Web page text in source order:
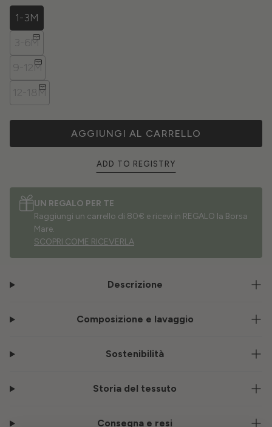
1-3M
3-6M
9-12M
12-18M
AGGIUNGI AL CARRELLO
ADD TO REGISTRY
UN REGALO PER TE
Raggiungi un carrello di 80€ e ricevi in REGALO la Borsa
Mare.
SCOPRI COME RICEVERLA
Descrizione
Composizione e lavaggio
Sostenibilità
Storia del tessuto
Consegna e resi